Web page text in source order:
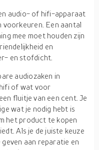
audio- of hifi-apparaat
Een aantal
mee moet houden zijn
en
en stofdicht.
audiozaken in
of wat voor
fluitje van een cent. Je
wat je nodig hebt is
het product te kopen
Als je de juiste keuze
aan reparatie en